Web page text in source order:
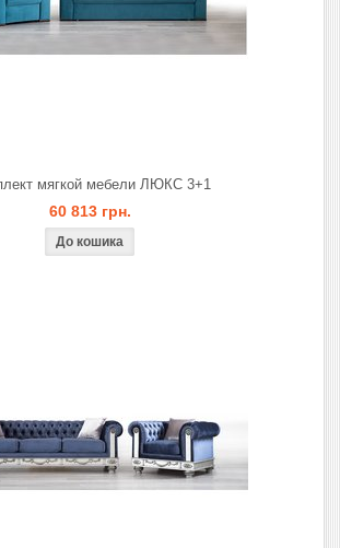
мягкой мебели ЛЮКС 3+1
60 813 грн.